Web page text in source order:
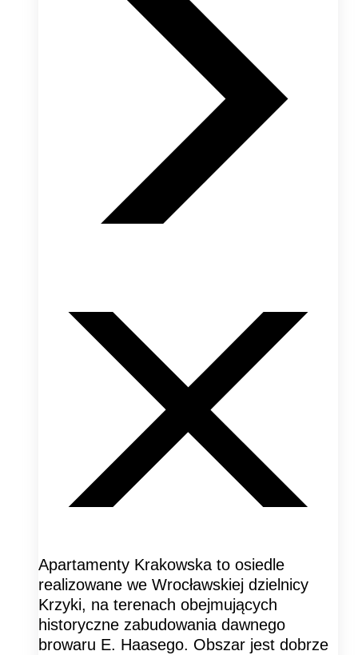
Apartamenty Krakowska to osiedle
realizowane we Wrocławskiej dzielnicy
Krzyki, na terenach obejmujących
historyczne zabudowania dawnego
browaru E. Haasego. Obszar jest dobrze